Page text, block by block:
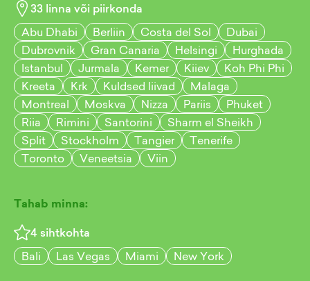
33 linna või piirkonda
Abu Dhabi
Berliin Costa del Sol
Dubai
Dubrovnik
Gran Canaria Helsingi
Hurghada
Istanbul
Jurmala Kemer Kiiev
Koh Phi Phi
Kreeta
Krk Kuldsed liivad
Malaga
Montreal
Moskva Nizza Pariis
Phuket
Riia
Rimini Santorini
Sharm el Sheikh
Split
Stockholm Tangier
Tenerife
Toronto
Veneetsia Viin
Tahab minna:
4 sihtkohta
Bali
Las Vegas Miami New York